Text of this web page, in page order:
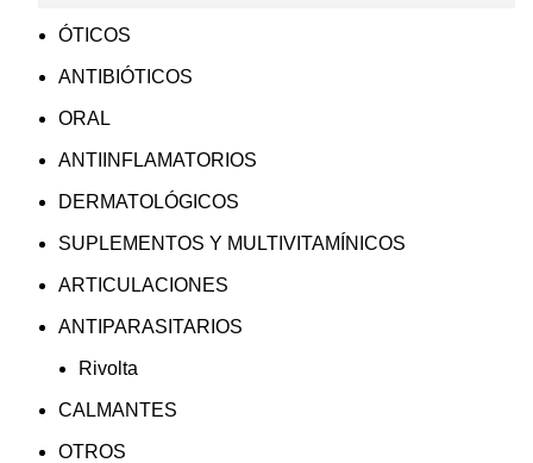
ÓTICOS
ANTIBIÓTICOS
ORAL
ANTIINFLAMATORIOS
DERMATOLÓGICOS
SUPLEMENTOS Y MULTIVITAMÍNICOS
ARTICULACIONES
ANTIPARASITARIOS
Rivolta
CALMANTES
OTROS